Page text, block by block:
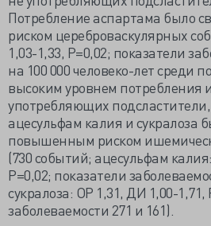
Потребление аспартама было
риском цереброваскулярных
1,03-1,33, Р=0,02; показатели
на 100 000 человеко-лет среди
высоким уровнем потребления
употребляющих подсластители,
ацесульфам калия и сукралоза
повышенным риском
(730 событий; ацесульфам
Р=0,02; показатели
сукралоза: ОР 1,31, ДИ 1,00-1,71,
заболеваемости 271 и 161).